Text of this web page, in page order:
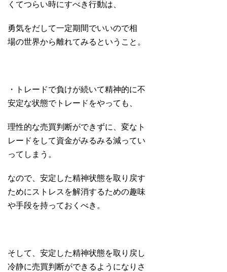
くてつらい時にすべき行動は、
勇気をだして一定期間でいいので相
場の世界から離れてみるということ。
・トレードで負けが続いて精神的に不
安定な状態でトレードをやっても、
理性的な売買判断ができずに、変なト
レードをして資金がみるみる減ってい
ってしまう。
なので、安定した精神状態を取り戻す
ためにストレスを解消するための趣味
や手段を持っておくべき。
そして、安定した精神状態を取り戻し
冷静に売買判断ができるようになりさ